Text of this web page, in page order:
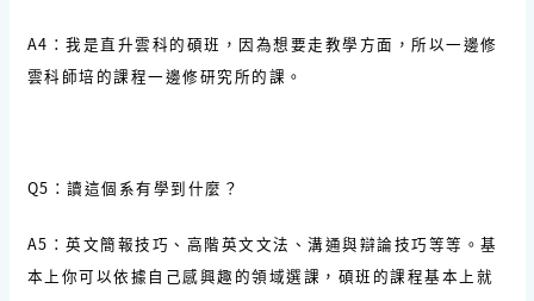
A4：我是直升雲科的碩班，因為想要走教學方面，所以一邊修
雲科師培的課程一邊修研究所的課。
Q5：讀這個系有學到什麼？
A5：英文簡報技巧、高階英文文法、溝通與辯論技巧等等。基
本上你可以依據自己感興趣的領域選課，碩班的課程基本上就